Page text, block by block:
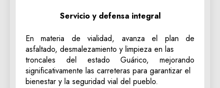
‎Servicio y defensa integral
‎En materia de vialidad, avanza el plan de
asfaltado, desmalezamiento y limpieza en las
troncales del estado Guárico, mejorando
significativamente las carreteras para garantizar el
bienestar y la seguridad vial del pueblo.